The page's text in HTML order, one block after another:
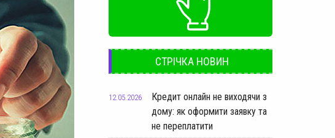
СТРІЧКА НОВИН
12.05.2026
Кредит онлайн не виходячи з
дому: як оформити заявку та
не переплатити